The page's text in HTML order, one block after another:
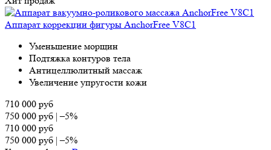
Аппарат коррекции фигуры AnchorFree V8C1
Уменьшение морщин
Подтяжка контуров тела
Антицеллюлитный массаж
Увеличение упругости кожи
710 000 руб
750 000 руб |–5%
710 000 руб
750 000 руб |–5%